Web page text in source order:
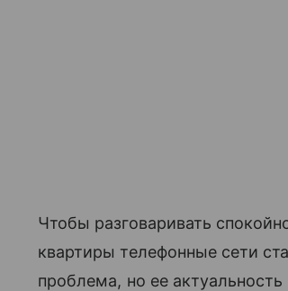
Чтобы разговаривать
квартиры телефонные сети
проблема, но ее